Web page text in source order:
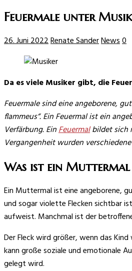
Feuermale unter
26. Juni 2022Renate SanderNews0
Da es viele Musiker gibt, die
Feuermale sind eine angeborene,
flammeus“. Ein Feuermal ist ein
Verfärbung. EinFeuermalbildet sich
Vergangenheit wurden
Was ist ein
Ein Muttermal ist eine angeborene,
und sogar violette Flecken sichtbar
aufweist. Manchmal ist der
Der Fleck wird größer, wenn das
kann große soziale und emotionale
gelegt wird.